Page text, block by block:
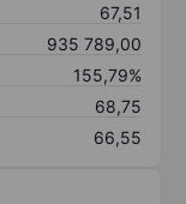
67,51
935 789,00
155,79%
68,75
66,55